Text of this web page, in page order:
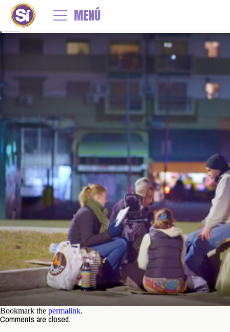
MENÚ
Cómo y dónde sumarte a las Recorridas Nocturnas
9_reco
ByJesu Espil Published30 mayo, 2022
pixels
Bookmark the permalink.
Comments are closed.